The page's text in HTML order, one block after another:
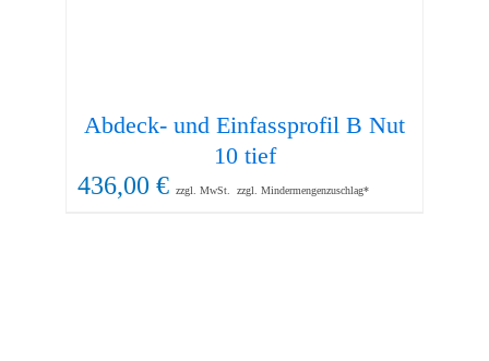
Abdeck- und Einfassprofil B Nut
10 tief
436,00 € zzgl. MwSt. zzgl. Mindermengenzuschlag*